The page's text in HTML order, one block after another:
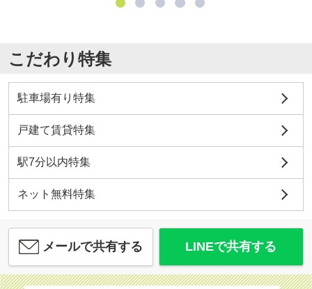
こだわり特集
駐車場有り特集
戸建て賃貸特集
駅7分以内特集
ネット無料特集
メールで共有する LINEで共有する